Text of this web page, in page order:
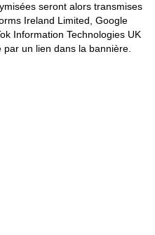
seront alors transmises
Ireland Limited, Google
Information Technologies UK
un lien dans la bannière.